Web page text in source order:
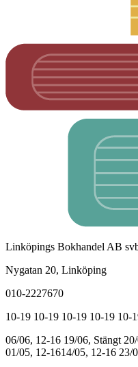
Linköpings Bokhandel AB
Nygatan 20, Linköping
010-2227670
10-19 10-19 10-19 10-19 10-
06/06, 12-16 19/06, Stängt
01/05, 12-1614/05, 12-16 23/